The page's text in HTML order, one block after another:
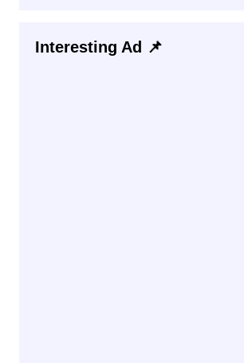
Interesting Ad 📌